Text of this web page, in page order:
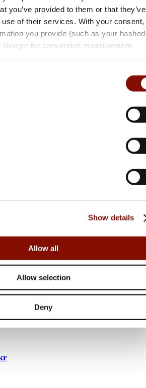
you’ve provided to them or that they’ve
of their services. With your consent,
you provide (such as your hashed
Google for conversion measurement.
Show details
Allow all
Allow selection
Deny